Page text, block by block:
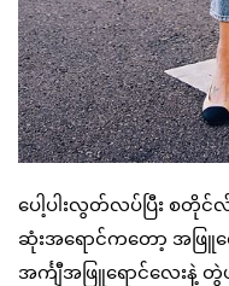
ပေါ့ပါးလွတ်လပ်ပြီး စတို
ဆုံးအရောင်ကတော့ အဖြူရ
အင်္ကျီအဖြူရောင်လေး